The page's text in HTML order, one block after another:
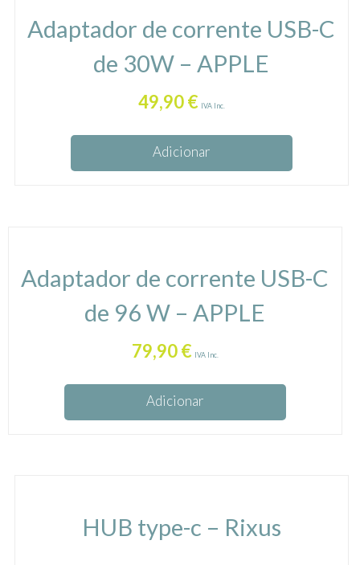
Adaptador de corrente USB-C
de 30W – APPLE
49,90€ IVA Inc.
Adicionar
Adaptador de corrente USB-C
de 96 W – APPLE
79,90€ IVA Inc.
Adicionar
HUB type-c – Rixus